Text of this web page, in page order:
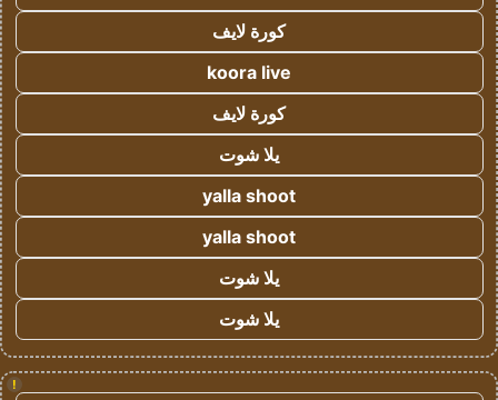
كورة لايف
koora live
كورة لايف
يلا شوت
yalla shoot
yalla shoot
يلا شوت
يلا شوت
!